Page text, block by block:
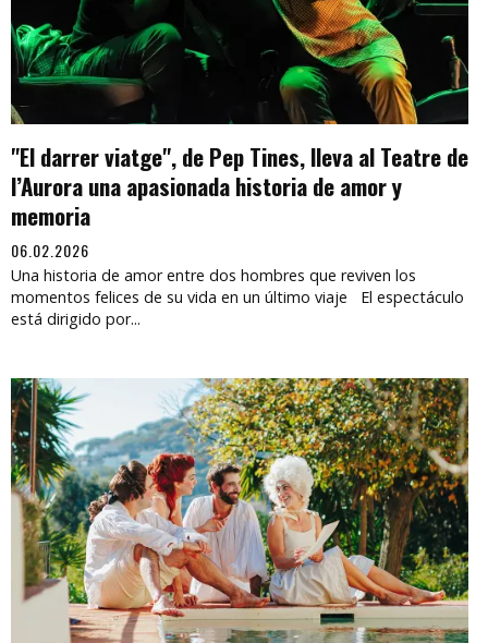
"El darrer viatge", de Pep Tines, lleva al Teatre de
l’Aurora una apasionada historia de amor y
memoria
06.02.2026
Una historia de amor entre dos hombres que reviven los
momentos felices de su vida en un último viaje El espectáculo
está dirigido por...